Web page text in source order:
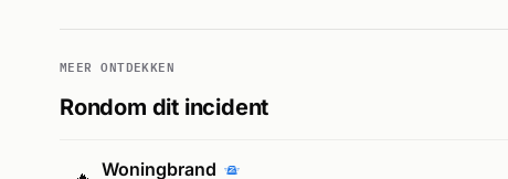
MEER ONTDEKKEN
Rondom dit incident
Woningbrand